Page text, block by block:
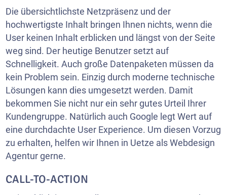
Die übersichtlichste Netzpräsenz und der
hochwertigste Inhalt bringen Ihnen nichts, wenn die
User keinen Inhalt erblicken und längst von der Seite
weg sind. Der heutige Benutzer setzt auf
Schnelligkeit. Auch große Datenpaketen müssen da
kein Problem sein. Einzig durch moderne technische
Lösungen kann dies umgesetzt werden. Damit
bekommen Sie nicht nur ein sehr gutes Urteil Ihrer
Kundengruppe. Natürlich auch Google legt Wert auf
eine durchdachte User Experience. Um diesen Vorzug
zu erhalten, helfen wir Ihnen in Uetze als Webdesign
Agentur gerne.
CALL-TO-ACTION